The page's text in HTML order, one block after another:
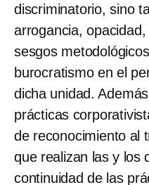
discriminatorio, sino
arrogancia,
sesgos
burocratismo en el
dicha unidad.
prácticas
de reconocimiento al
que realizan las y los
continuidad de las